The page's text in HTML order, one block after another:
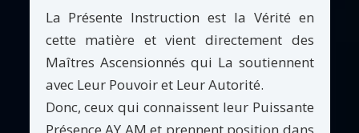
La Présente Instruction est la Vérité en
cette matière et vient directement des
Maîtres Ascensionnés qui La soutiennent
avec Leur Pouvoir et Leur Autorité.
Donc, ceux qui connaissent leur Puissante
Présence AY AM et prennent position dans